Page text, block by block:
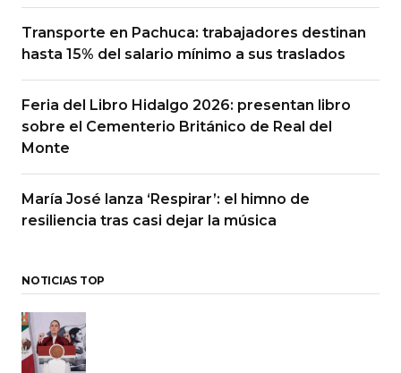
Transporte en Pachuca: trabajadores destinan
hasta 15% del salario mínimo a sus traslados
Feria del Libro Hidalgo 2026: presentan libro
sobre el Cementerio Británico de Real del
Monte
María José lanza ‘Respirar’: el himno de
resiliencia tras casi dejar la música
NOTICIAS TOP